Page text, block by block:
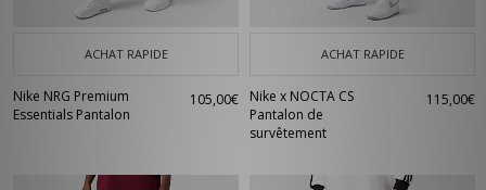
ACHAT RAPIDE
Nike NRG Premium
Essentials Pantalon
105,00€
ACHAT RAPIDE
Nike x NOCTA CS
Pantalon de
survêtement
115,00€